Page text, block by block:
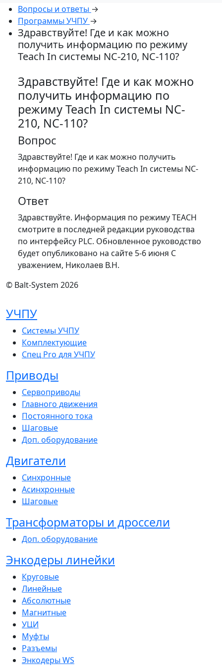
Вопросы и ответы →
Программы УЧПУ →
Здравствуйте! Где и как можно
получить информацию по режиму
Teach In системы NC-210, NC-110?
Здравствуйте! Где и как можно
получить информацию по
режиму Teach In системы NC-
210, NC-110?
Вопрос
Здравствуйте! Где и как можно получить
информацию по режиму Teach In системы NC-
210, NC-110?
Ответ
Здравствуйте. Информация по режиму TEACH
смотрите в последней редакции руководства
по интерфейсу PLC. Обновленное руководство
будет опубликовано на сайте 5-6 июня С
уважением, Николаев В.Н.
© Balt-System 2026
УЧПУ
Системы УЧПУ
Комплектующие
Спец Pro для УЧПУ
Приводы
Сервоприводы
Главного движения
Постоянного тока
Шаговые
Доп. оборудование
Двигатели
Синхронные
Асинхронные
Шаговые
Трансформаторы и дроссели
Доп. оборудование
Энкодеры линейки
Круговые
Линейные
Абсолютные
Магнитные
УЦИ
Муфты
Разъемы
Энкодеры WS